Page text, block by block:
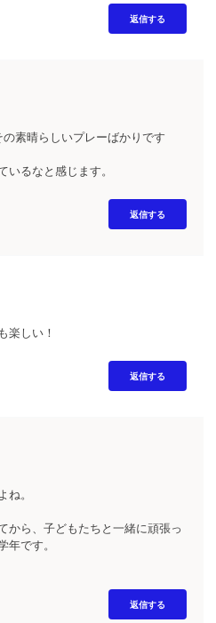
返信する
素晴らしいプレーばかりです
いるなと感じます。
返信する
楽しい！
返信する
ね。
から、子どもたちと一緒に頑張っ
年です。
返信する